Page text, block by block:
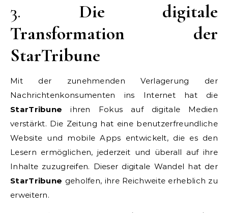
3. Die digitale
Transformation der
StarTribune
Mit der zunehmenden Verlagerung der
Nachrichtenkonsumenten ins Internet hat die
StarTribune ihren Fokus auf digitale Medien
verstärkt. Die Zeitung hat eine benutzerfreundliche
Website und mobile Apps entwickelt, die es den
Lesern ermöglichen, jederzeit und überall auf ihre
Inhalte zuzugreifen. Dieser digitale Wandel hat der
StarTribune geholfen, ihre Reichweite erheblich zu
erweitern.